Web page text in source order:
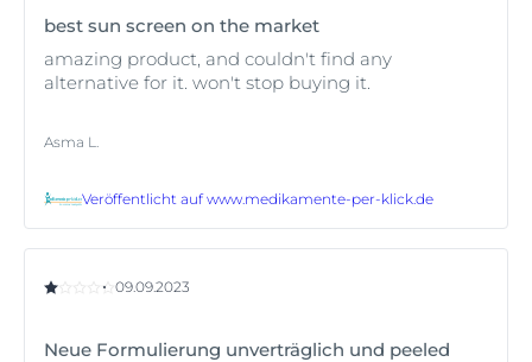
best sun screen on the market
amazing product, and couldn't find any
alternative for it. won't stop buying it.
Asma L.
Veröffentlicht auf www.medikamente-per-klick.de
09.09.2023
Neue Formulierung unverträglich und peeled